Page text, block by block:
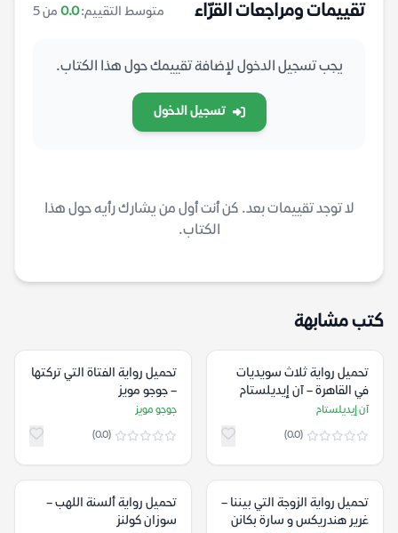
تقييمات ومراجعات القرّاء متوسط التقييم:0.0 من 5
يجب تسجيل الدخول لإضافة تقييمك حول هذا الكتاب.
تسجيل الدخول
لا توجد تقييمات بعد. كن أنت أول من يشارك رأيه حول هذا
الكتاب.
كتب مشابهة
تحميل رواية ثلاث سويديات
في القاهرة – آن إيديلستام
آن إيديلستام
(0.0)
تحميل رواية الفتاة التي تركتها
– جوجو مويز
جوجو مويز
(0.0)
تحميل رواية الزوجة التي بيننا –
غرير هندريكس و سارة بكانن
تحميل رواية ألسنة اللهب –
سوزان كولنز